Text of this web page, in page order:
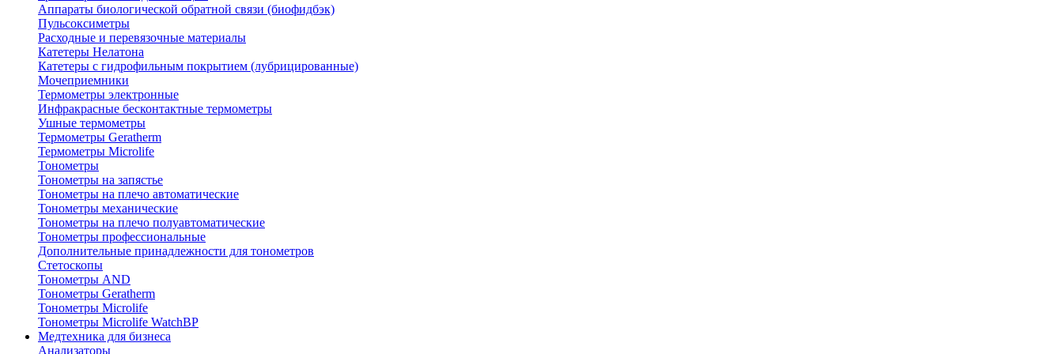
Аппараты биологической обратной связи (биофидбэк)
Пульсоксиметры
Расходные и перевязочные материалы
Катетеры Нелатона
Катетеры с гидрофильным покрытием (лубрицированные)
Мочеприемники
Термометры электронные
Инфракрасные бесконтактные термометры
Ушные термометры
Термометры Geratherm
Термометры Microlife
Тонометры
Тонометры на запястье
Тонометры на плечо автоматические
Тонометры механические
Тонометры на плечо полуавтоматические
Тонометры профессиональные
Дополнительные принадлежности для тонометров
Стетоскопы
Тонометры AND
Тонометры Geratherm
Тонометры Microlife
Тонометры Microlife WatchBP
Медтехника для бизнеса
Анализаторы